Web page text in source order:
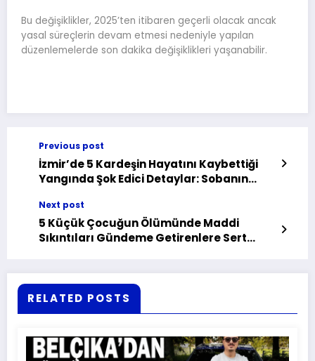
Bu değişiklikler, 2025’ten itibaren geçerli olacak ancak
yasal süreçlerin devam etmesi nedeniyle yapılan
düzenlemelerde son dakika değişiklikleri yaşanabilir.
Previous post
İzmir’de 5 Kardeşin Hayatını Kaybettiği
Yangında Şok Edici Detaylar: Sobanın
Next post
5 Küçük Çocuğun Ölümünde Maddi
Sıkıntıları Gündeme Getirenlere Sert
RELATED POSTS